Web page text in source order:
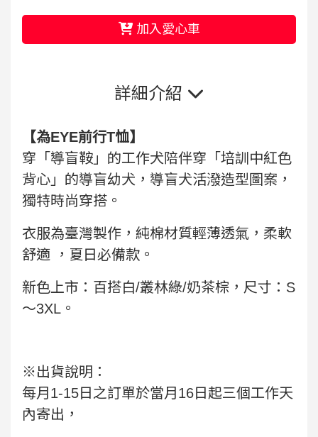
加入愛心車
詳細介紹
【為EYE前行T恤】
穿「導盲鞍」的工作犬陪伴穿「培訓中紅色
背心」的導盲幼犬，導盲犬活潑造型圖案，
獨特時尚穿搭。
衣服為臺灣製作，純棉材質輕薄透氣，柔軟
舒適 ，夏日必備款。
新色上市：百搭白/叢林綠/奶茶棕，尺寸：S
～3XL。
※出貨說明：
每月1-15日之訂單於當月16日起三個工作天
內寄出，